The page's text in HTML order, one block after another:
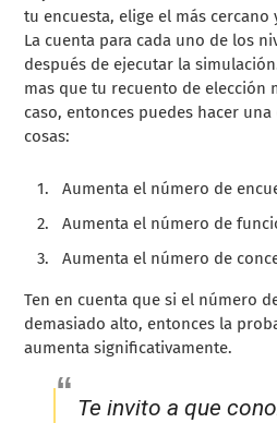
tu encuesta, elige el más
La cuenta para cada uno de los
después de ejecutar la
mas que tu recuento de elección
caso, entonces puedes hacer
cosas:
Aumenta el número de
Aumenta el número de
Aumenta el número de
Ten en cuenta que si el número
demasiado alto, entonces la
aumenta significativamente.
Te invito a que